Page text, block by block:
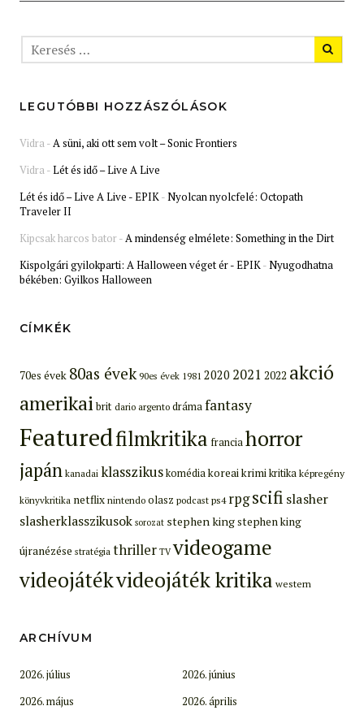
LEGUTÓBBI HOZZÁSZÓLÁSOK
Vidra - A süni, aki ott sem volt – Sonic Frontiers
Vidra -Lét és idő – Live A Live
Lét és idő – Live A Live - EPIK -Nyolcan nyolcfelé: Octopath
Traveler II
Kipcsak harcos bator- A mindenség elmélete: Something in the Dirt
Kispolgári gyilokparti: A Halloween véget ér - EPIK -Nyugodhatna
békében: Gyilkos Halloween
CÍMKÉK
70es évek 80as évek 90es évek 1981 2020 2021 2022 akció
amerikaibrit dario argento drámafantasy
Featuredfilmkritika franciahorror
japán kanadai klasszikuskomédiakoreai krimi kritikaképregény
könyvkritika netflix nintendo olasz podcast ps4 rpgscifi slasher
slasherklasszikusok sorozat stephen kingstephen king
újranézése stratégia thriller TV videogame
videojátékvideojáték kritika western
ARCHÍVUM
2026. július
2026. június
2026. május
2026. április